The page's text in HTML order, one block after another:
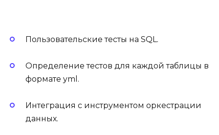
Пользовательские тесты на SQL.
Определение тестов для каждой таблицы в
формате yml.
Интеграция с инструментом оркестрации
данных.